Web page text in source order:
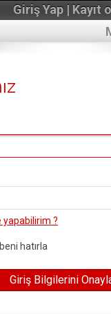
Giriş Yap | Kayıt ol
?
hatırla